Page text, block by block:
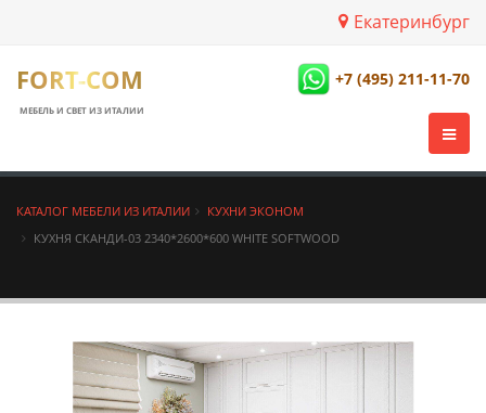
Екатеринбург
FORT-COM
МЕБЕЛЬ И СВЕТ ИЗ ИТАЛИИ
+7 (495) 211-11-70
КАТАЛОГ МЕБЕЛИ ИЗ ИТАЛИИ
КУХНИ ЭКОНОМ
КУХНЯ СКАНДИ-03 2340*2600*600 WHITE SOFTWOOD